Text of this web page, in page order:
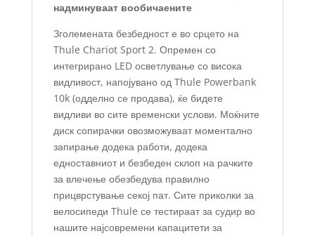
надминуваат вообичаените
Зголемената безбедност е во срцето на
Thule Chariot Sport 2. Опремен со
интегрирано LED осветлување со висока
видливост, напојувано од Thule Powerbank
10k (одделно се продава), ќе бидете
видливи во сите временски услови. Моќните
диск сопирачки овозможуваат моментално
запирање додека работи, додека
едноставниот и безбеден склоп на рачките
за влечење обезбедува правилно
прицврстување секој пат. Сите приколки за
велосипеди Thule се тестираат за судир во
нашите најсовремени капацитети за